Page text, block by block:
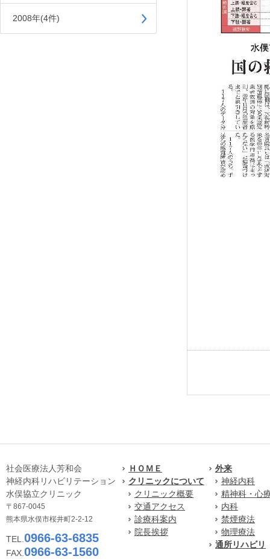
2008年(4件)
社会医療法人芳和会
神経内科リハビリテーション
水俣協立クリニック
〒867-0045
熊本県水俣市桜井町2-2-12
TEL. 0966-63-6835
FAX. 0966-63-1560
ＨＯＭＥ
クリニックについて
クリニック概要
交通アクセス
診療科案内
院長挨拶
外来
神経内科
精神科・心
内科
禁煙療法
物理療法
通所リハビリ